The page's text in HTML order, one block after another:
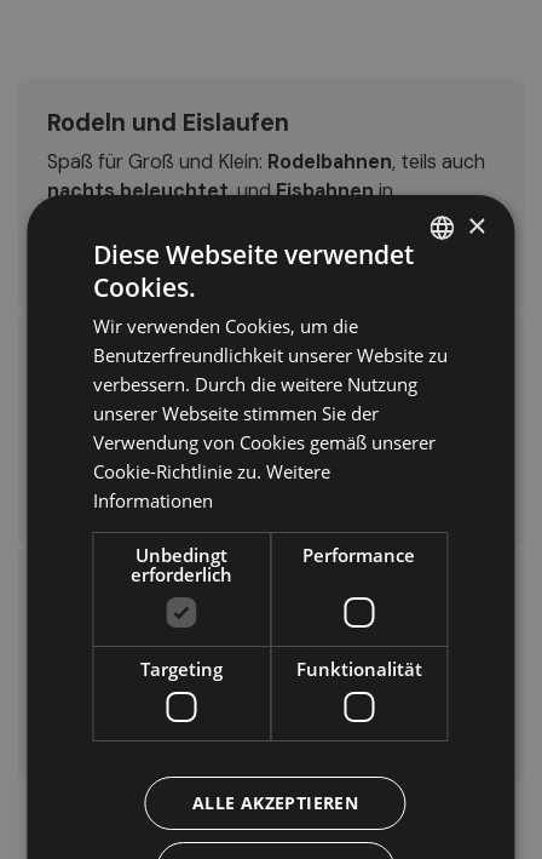
Rodeln und Eislaufen
Spaß für Groß und Klein: Rodelbahnen, teils auch
nachts beleuchtet, undEisbahnenin
verschiedenen Orten der Region sorgen für
unvergessliche Tage (und Abende!).
Skitouren und Eisklettern
Für alle, dieStille und Herausforderungsuchen,
ist Skitourengehen die perfekte Wahl. Und wer
extreme Abenteuer liebt, kann sich imEisklettern
versuchen!
Pferdeschlittenfahrten
Für eine romantische Note: Lass dich auf einem
von Pferden gezogenen Schlitten
durch die
verschneite Landschaft fahren, eingehüllt in
warme Decken und winterliche Stille.
×
Diese Webseite verwendet
Cookies.
Wir verwenden Cookies, um die
Benutzerfreundlichkeit unserer Website zu
verbessern. Durch die weitere Nutzung
unserer Webseite stimmen Sie der
Verwendung von Cookies gemäß unserer
Cookie-Richtlinie zu. Weitere
Informationen
Unbedingt
erforderlich
Performance
Targeting Funktionalität
ALLE AKZEPTIEREN